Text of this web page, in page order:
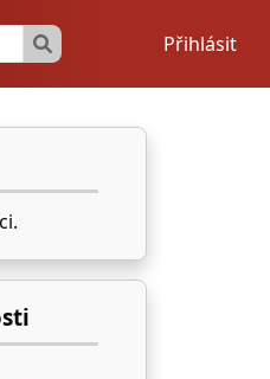
Přihlásit